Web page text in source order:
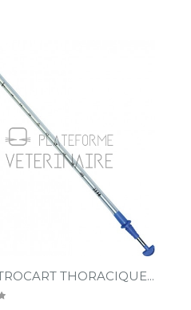
THORACIQUE...